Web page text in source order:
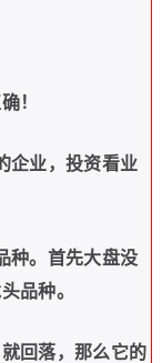
！
企业，投资看业
种。首先大盘没
品种。
回落，那么它的